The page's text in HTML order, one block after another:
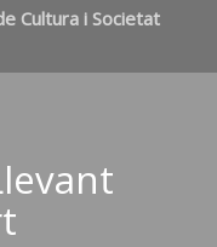
Cultura i Societat